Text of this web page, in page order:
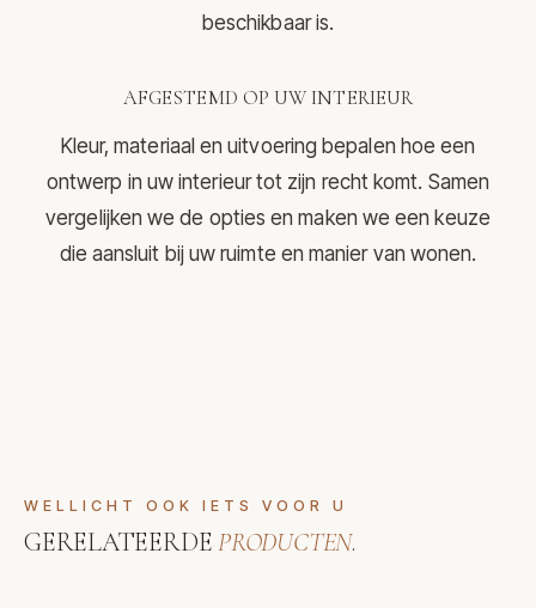
beschikbaar is.
AFGESTEMD OP UW INTERIEUR
Kleur, materiaal en uitvoering bepalen hoe een
ontwerp in uw interieur tot zijn recht komt. Samen
vergelijken we de opties en maken we een keuze
die aansluit bij uw ruimte en manier van wonen.
WELLICHT OOK IETS VOOR U
GERELATEERDEPRODUCTEN.